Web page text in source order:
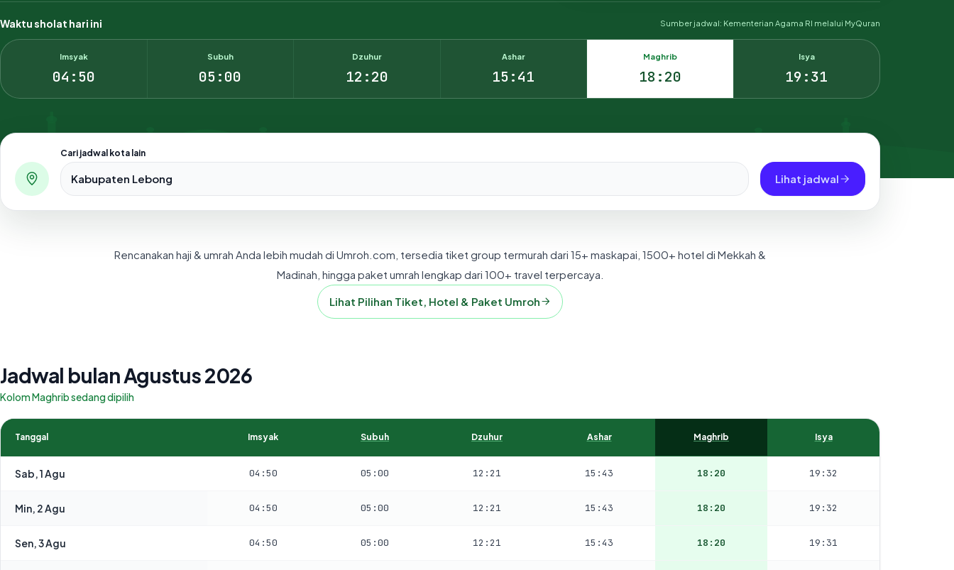
Waktu sholat hari ini Sumber jadwal: Kementerian Agama RI melalui MyQuran
Imsyak
04:50
Subuh
05:00
Dzuhur
12:20
Ashar
15:41
Maghrib
18:20
Isya
19:31
Cari jadwal kota lain
Pilih salah satu dari 500+ kota dan kabupaten di Indonesia.
Lihat jadwal
Rencanakan haji & umrah Anda lebih mudah di Umroh.com, tersedia tiket group termurah dari 15+ maskapai, 1500+ hotel di Mekkah &
Madinah, hingga paket umrah lengkap dari 100+ travel terpercaya.
Lihat Pilihan Tiket, Hotel & Paket Umroh
Jadwal bulan Agustus 2026
Kolom Maghrib sedang dipilih
Tanggal Imsyak Subuh Dzuhur Ashar Maghrib Isya
Sab, 1 Agu 04:50 05:00 12:21 15:43 18:20 19:32
Min, 2 Agu 04:50 05:00 12:21 15:43 18:20 19:32
Sen, 3 Agu 04:50 05:00 12:21 15:43 18:20 19:31